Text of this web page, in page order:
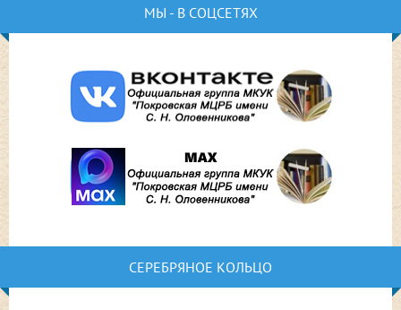
МЫ - В СОЦСЕТЯХ
СЕРЕБРЯНОЕ КОЛЬЦО